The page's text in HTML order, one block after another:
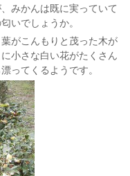
みかんは既に実っていて
いでしょうか。
がこんもりと茂った木が
小さな白い花がたくさん
ってくるようです。